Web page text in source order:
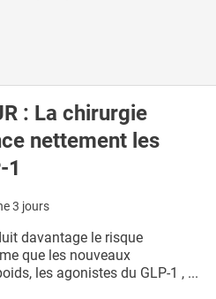
: La chirurgie
nettement les
1
3 jours
davantage le risque
que les nouveaux
les agonistes du GLP-1 , ...